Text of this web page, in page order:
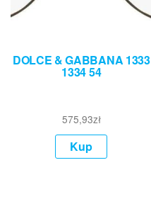
DOLCE & GABBANA 1333
1334 54
575,93zł
Kup